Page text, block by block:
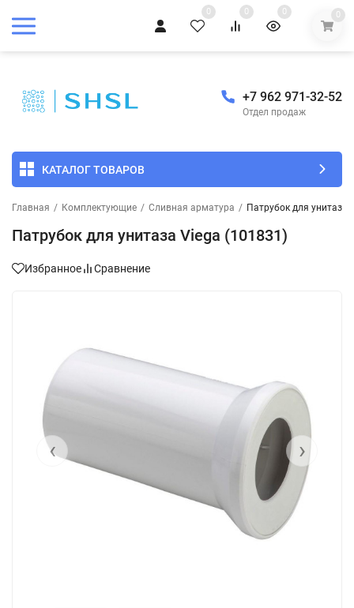
0 0 0 0
+7 962 971-32-52
Отдел продаж
КАТАЛОГ ТОВАРОВ
Главная / Комплектующие / Сливная арматура / Патрубок для унитаза
Патрубок для унитаза Viega (101831)
Избранное Сравнение
‹ ›